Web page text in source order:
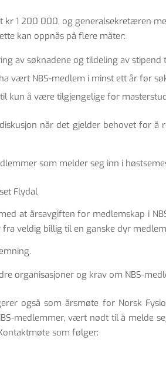
kr 1 200 000, og generalsekretæren
kan oppnås på flere måter:
av søknadene og tildeling av stipend
vært NBS-medlem i minst ett år før
kun å være tilgjengelige for
når det gjelder behovet for
som melder seg inn i
Flydal
at årsavgiften for medlemskap i
veldig billig til en ganske dyr
organisasjoner og krav om NBS-
også som årsmøte for Norsk
medlemmer, vært nødt til å melde
som følger: